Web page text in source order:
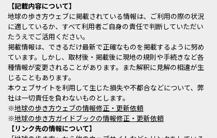
記載内容について
地球の歩き方ウェブに掲載されている情報は、ご利用の際の状況
に適しているか、すべて利用者ご自身の責任で判断していただい
たうえでご活用ください。
掲載情報は、できるだけ最新で正確なものを掲載するように努め
ています。しかし、取材後・掲載後に現地の規則や手続きなど各
種情報が変更されることがあります。また解釈に見解の相違が生
じることもあります。
本ウェブサイトを利用して生じた損失や不都合などについて、弊
社は一切責任を負わないものとします。
※地球の歩き方ウェブの情報修正・更新依頼
※地球の歩き方ガイドブックの情報修正・更新依頼
リンク先の情報について